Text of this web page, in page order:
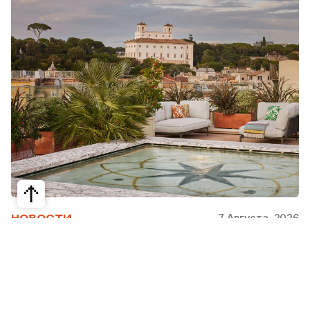
НОВОСТИ 7 Августа, 2026